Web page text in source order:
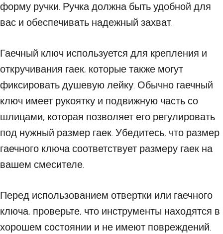
форму ручки. Ручка должна быть удобной для
вас и обеспечивать надежный захват.
Гаечный ключ используется для крепления и
откручивания гаек, которые также могут
фиксировать душевую лейку. Обычно гаечный
ключ имеет рукоятку и подвижную часть со
шлицами, которая позволяет его регулировать
под нужный размер гаек. Убедитесь, что размер
гаечного ключа соответствует размеру гаек на
вашем смесителе.
Перед использованием отвертки или гаечного
ключа, проверьте, что инструменты находятся в
хорошем состоянии и не имеют повреждений.